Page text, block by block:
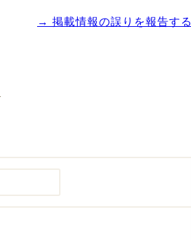
→ 掲載情報の誤りを報告する